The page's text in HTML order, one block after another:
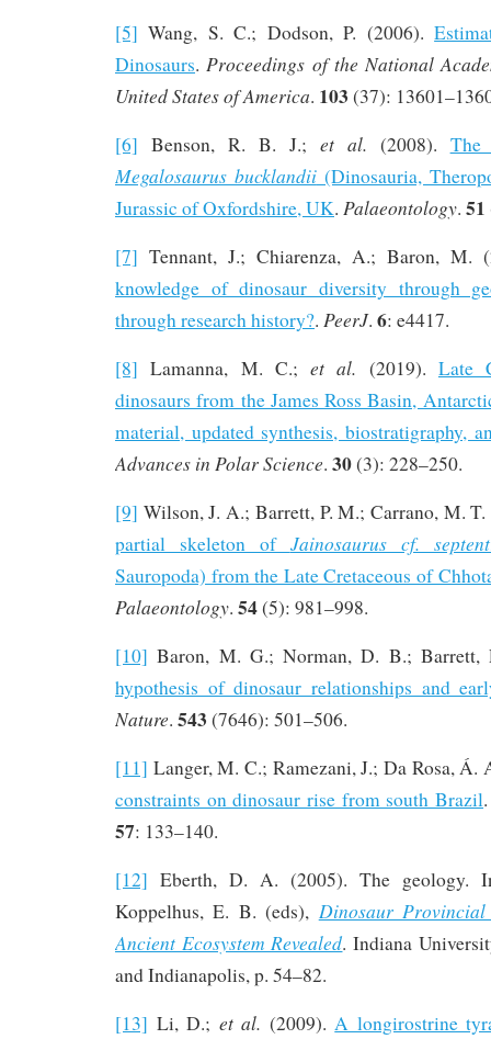
[5] Wang, S. C.; Dodson, P. (2006).
Dinosaurs.Proceedings of the National
United States of America. 103 (37):
[6] Benson, R. B. J.; et al. (2008). The
Megalosaurus bucklandii(Dinosauria,
Jurassic of Oxfordshire, UK. Palaeontology. 51
[7] Tennant, J.; Chiarenza, A.; Baron, M.
knowledge of dinosaur diversity through
through research history?. PeerJ. 6: e4417.
[8] Lamanna, M. C.;et al. (2019). Late
dinosaurs from the James Ross Basin,
material, updated synthesis, biostratigraphy,
Advances in Polar Science. 30(3): 228–250.
[9] Wilson, J. A.; Barrett, P. M.; Carrano, M.
partial skeleton of Jainosaurus cf.
Sauropoda) from the Late Cretaceous of
Palaeontology. 54(5): 981–998.
[10] Baron, M. G.; Norman, D. B.;
hypothesis of dinosaur relationships and
Nature. 543 (7646): 501–506.
[11] Langer, M. C.; Ramezani, J.; Da Rosa, Á.
constraints on dinosaur rise from south Brazil
57: 133–140.
[12] Eberth, D. A. (2005). The geology.
Koppelhus, E. B. (eds), Dinosaur
Ancient Ecosystem Revealed. Indiana
and Indianapolis, p. 54–82.
[13] Li, D.; et al. (2009).A longirostrine